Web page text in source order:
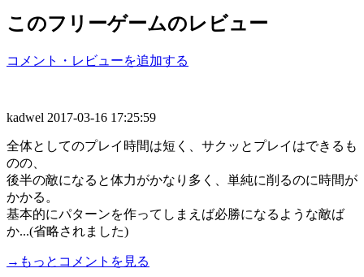
このフリーゲームのレビュー
コメント・レビューを追加する
kadwel 2017-03-16 17:25:59
全体としてのプレイ時間は短く、サクッとプレイはできるも
のの、
後半の敵になると体力がかなり多く、単純に削るのに時間が
かかる。
基本的にパターンを作ってしまえば必勝になるような敵ば
か...(省略されました)
→もっとコメントを見る